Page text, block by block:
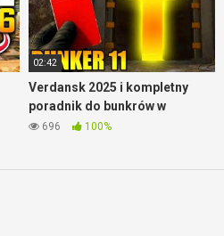
02:42
Verdansk 2025 i kompletny
poradnik do bunkrów w
Warzone
696 100%